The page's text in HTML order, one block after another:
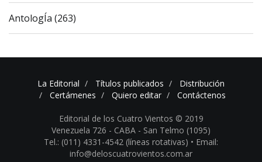
AntologÍa (263)
La Editorial Títulos publicados
Distribución
Certámenes
Quiero editar Contáctenos
Editorial de los Cuatro Vientos © 2019
Venezuela 726 - CABA - San Telmo (1095)
Tel.: (011) 4331-4542 (líneas rotativas) • Email:
info@deloscuatrovientos.com.ar